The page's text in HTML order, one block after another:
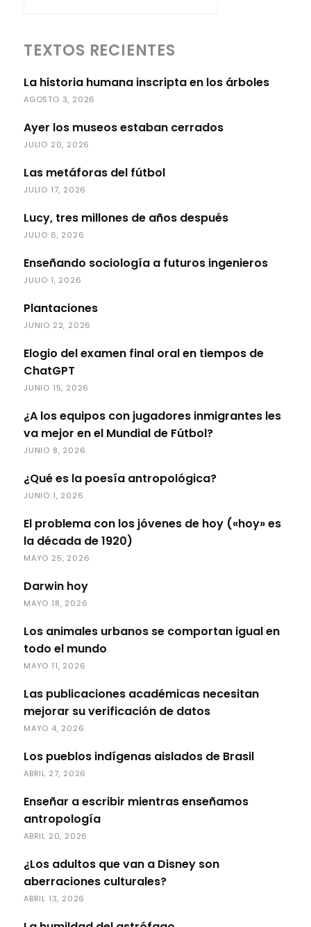
TEXTOS RECIENTES
La historia humana inscripta en los árboles
AGOSTO 3, 2026
Ayer los museos estaban cerrados
JULIO 20, 2026
Las metáforas del fútbol
JULIO 17, 2026
Lucy, tres millones de años después
JULIO 6, 2026
Enseñando sociología a futuros ingenieros
JULIO 1, 2026
Plantaciones
JUNIO 22, 2026
Elogio del examen final oral en tiempos de
ChatGPT
JUNIO 15, 2026
¿A los equipos con jugadores inmigrantes les
va mejor en el Mundial de Fútbol?
JUNIO 8, 2026
¿Qué es la poesía antropológica?
JUNIO 1, 2026
El problema con los jóvenes de hoy («hoy» es
la década de 1920)
MAYO 25, 2026
Darwin hoy
MAYO 18, 2026
Los animales urbanos se comportan igual en
todo el mundo
MAYO 11, 2026
Las publicaciones académicas necesitan
mejorar su verificación de datos
MAYO 4, 2026
Los pueblos indígenas aislados de Brasil
ABRIL 27, 2026
Enseñar a escribir mientras enseñamos
antropología
ABRIL 20, 2026
¿Los adultos que van a Disney son
aberraciones culturales?
ABRIL 13, 2026